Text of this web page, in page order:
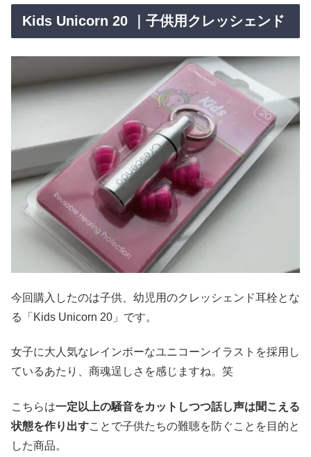
Kids Unicorn 20 ｜子供用クレッシェンド
今回購入したのは子供、幼児用のクレッシェンド耳栓とな
る「Kids Unicorn 20」です。
女子に大人気なレインボーなユニコーンイラストを採用し
ているあたり、商魂逞しさを感じますね。笑
こちらは一定以上の騒音をカットしつつ話し声は聞こえる
状態を作り出すことで子供たちの難聴を防ぐことを目的と
した商品。